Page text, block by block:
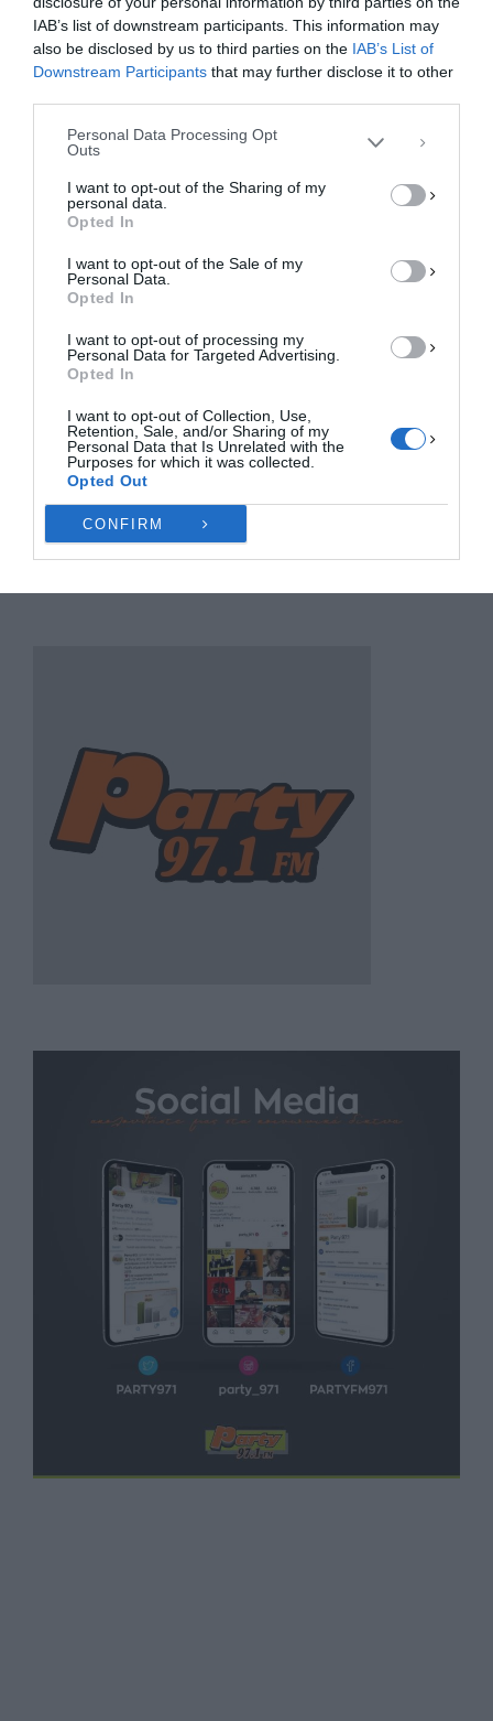
IAB’s list of downstream participants. This information may
also be disclosed by us to third parties on the IAB’s List of
Downstream Participants that may further disclose it to other
Personal Data Processing Opt
Outs
I want to opt-out of the Sharing of my
personal data.
Opted In
I want to opt-out of the Sale of my
Personal Data.
Opted In
I want to opt-out of processing my
Personal Data for Targeted Advertising.
Opted In
I want to opt-out of Collection, Use,
Retention, Sale, and/or Sharing of my
Personal Data that Is Unrelated with the
Purposes for which it was collected.
Opted Out
CONFIRM
Για να παρέχουμε την καλύτερη εμπειρία, χρησιμοποιούμε τεχνολογίες όπως
cookies για την αποθήκευση ή/και την πρόσβαση σε πληροφορίες συσκευών.
Η συγκατάθεση για τις εν λόγω τεχνολογίες θα μας επιτρέψει να
επεξεργαστούμε δεδομένα προσωπικού χαρακτήρα, όπως συμπεριφορά
συγκατάθεση ή η ανάκληση της συγκατάθεσης, μπορεί να επηρεάσει
αρνητικά ορισμένες λειτουργίες και δυνατότητες.
ΠΡΟΒΟΛΉ ΠΡΟΤΙΜΉΣΕΩΝ
Πολιτική Cookies